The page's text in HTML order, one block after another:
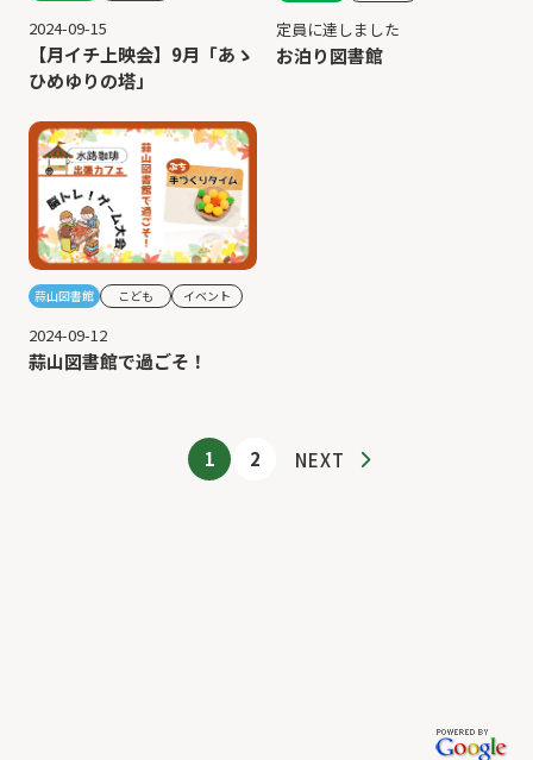
2024-09-15
【月イチ上映会】9月「あゝ
ひめゆりの塔」
定員に達しました
お泊り図書館
蒜山図書館 こども イベント
2024-09-12
蒜山図書館で過ごそ！
1 2 NEXT